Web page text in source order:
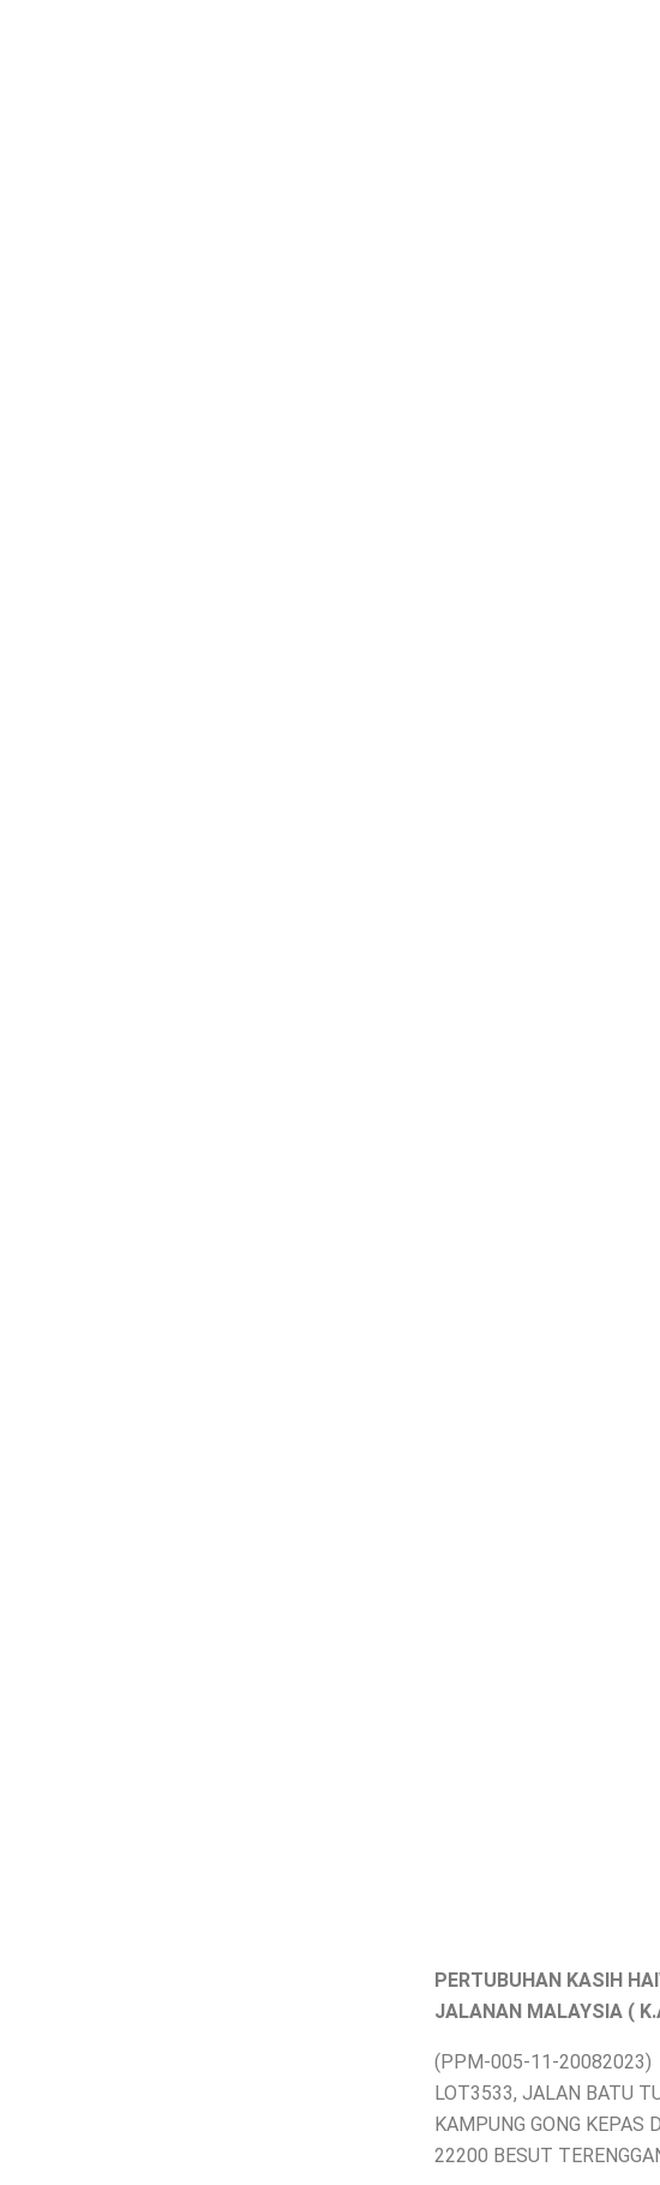
PERTUBUHAN KASIH
JALANAN MALAYSIA (
(PPM-005-11-20082023)
LOT3533, JALAN BATU
KAMPUNG GONG KEPAS
22200 BESUT